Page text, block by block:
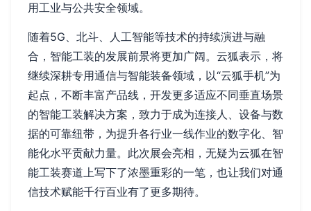
用工业与公共安全领域。
随着5G、北斗、人工智能等技术的持续演进与融
合，智能工装的发展前景将更加广阔。云狐表示，将
继续深耕专用通信与智能装备领域，以“云狐手机”为
起点，不断丰富产品线，开发更多适应不同垂直场景
的智能工装解决方案，致力于成为连接人、设备与数
据的可靠纽带，为提升各行业一线作业的数字化、智
能化水平贡献力量。此次展会亮相，无疑为云狐在智
能工装赛道上写下了浓墨重彩的一笔，也让我们对通
信技术赋能千行百业有了更多期待。